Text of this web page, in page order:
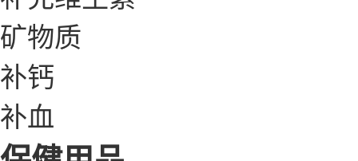
矿物质
补钙
补血